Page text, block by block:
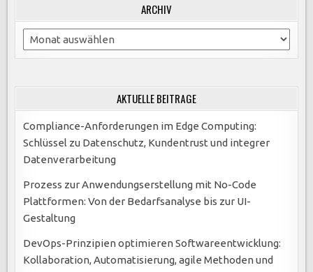
ARCHIV
Archiv
AKTUELLE BEITRÄGE
Compliance-Anforderungen im Edge Computing:
Schlüssel zu Datenschutz, Kundentrust und integrer
Datenverarbeitung
Prozess zur Anwendungserstellung mit No-Code
Plattformen: Von der Bedarfsanalyse bis zur UI-
Gestaltung
DevOps-Prinzipien optimieren Softwareentwicklung:
Kollaboration, Automatisierung, agile Methoden und